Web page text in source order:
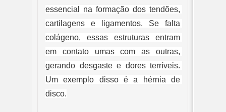
essencial na formação dos tendões,
cartilagens e ligamentos. Se falta
colágeno, essas estruturas entram
em contato umas com as outras,
gerando desgaste e dores terríveis.
Um exemplo disso é a hérnia de
disco.